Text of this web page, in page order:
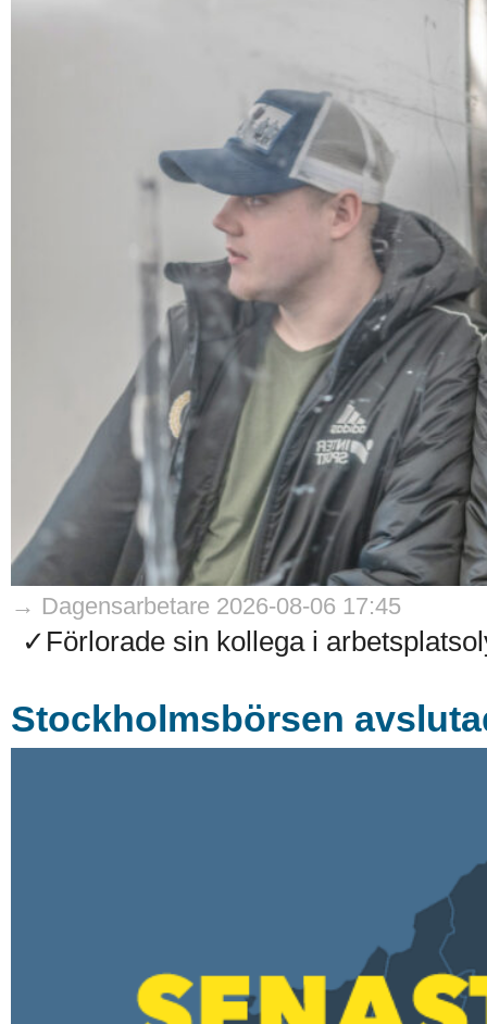
→ Dagensarbetare 2026-08-06 17:45
✓Förlorade sin kollega i
Stockholmsbörsen